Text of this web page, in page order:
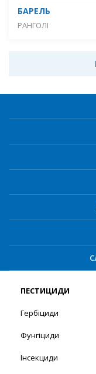
БАРЕЛЬ
РАНГОЛІ
ПЕСТИЦИДИ
Гербіциди
Фунгіциди
Інсекциди